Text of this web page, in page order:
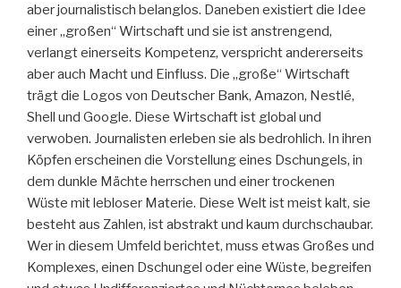
aber journalistisch belanglos. Daneben existiert die Idee
einer „großen“ Wirtschaft und sie ist anstrengend,
verlangt einerseits Kompetenz, verspricht andererseits
aber auch Macht und Einfluss. Die „große“ Wirtschaft
trägt die Logos von Deutscher Bank, Amazon, Nestlé,
Shell und Google. Diese Wirtschaft ist global und
verwoben. Journalisten erleben sie als bedrohlich. In ihren
Köpfen erscheinen die Vorstellung eines Dschungels, in
dem dunkle Mächte herrschen und einer trockenen
Wüste mit lebloser Materie. Diese Welt ist meist kalt, sie
besteht aus Zahlen, ist abstrakt und kaum durchschaubar.
Wer in diesem Umfeld berichtet, muss etwas Großes und
Komplexes, einen Dschungel oder eine Wüste, begreifen